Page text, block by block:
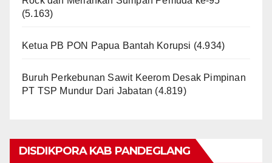
(5.163)
Ketua PB PON Papua Bantah Korupsi (4.934)
Buruh Perkebunan Sawit Keerom Desak Pimpinan
PT TSP Mundur Dari Jabatan (4.819)
DISDIKPORA KAB PANDEGLANG